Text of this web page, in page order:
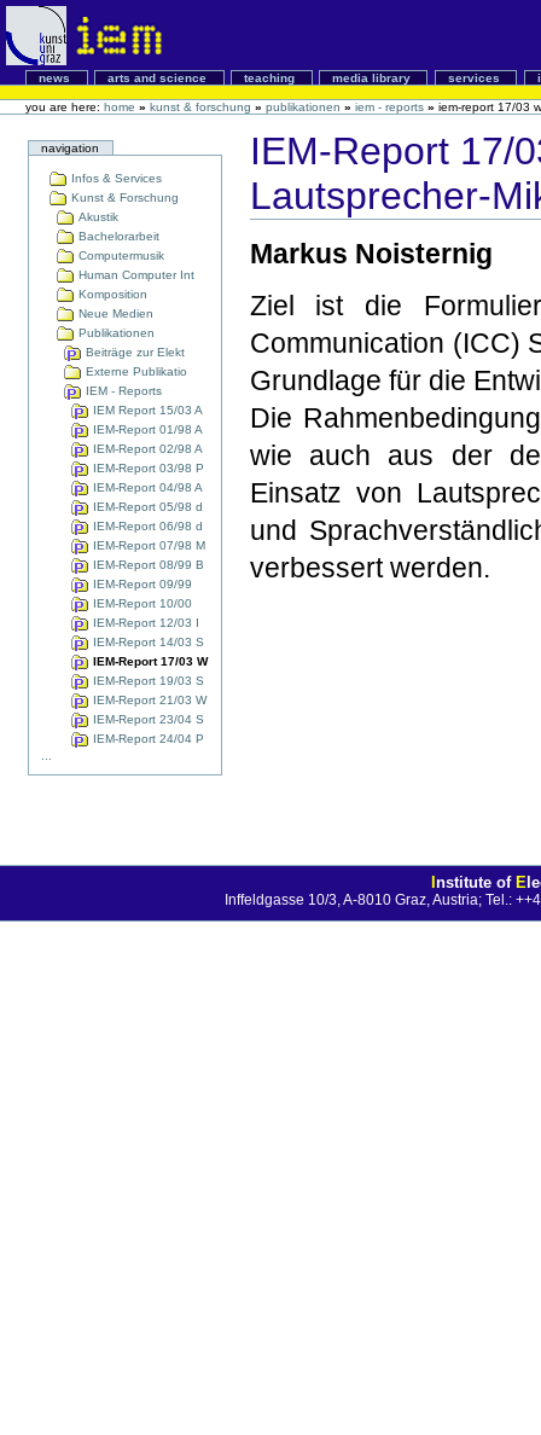
news arts and science teaching media library services
you are here: home » kunst & forschung » publikationen » iem - reports » iem-report 17/03
navigation
Infos & Services
Kunst & Forschung
Akustik
Bachelorarbeit
Computermusik
Human Computer Int
Komposition
Neue Medien
Publikationen
Beiträge zur Elekt
Externe Publikatio
IEM - Reports
IEM Report 15/03 A
IEM-Report 01/98 A
IEM-Report 02/98 A
IEM-Report 03/98 P
IEM-Report 04/98 A
IEM-Report 05/98 d
IEM-Report 06/98 d
IEM-Report 07/98 M
IEM-Report 08/99 B
IEM-Report 09/99
IEM-Report 10/00
IEM-Report 12/03 I
IEM-Report 14/03 S
IEM-Report 17/03 W
IEM-Report 19/03 S
IEM-Report 21/03 W
IEM-Report 23/04 S
IEM-Report 24/04 P
IEM-Report 17/
Lautsprecher-
Markus Noisternig
Ziel ist die
Communication (ICC)
Grundlage für die
Die
wie auch aus der
Einsatz von
und
verbessert werden.
Institute of E
Inffeldgasse 10/3, A-8010 Graz, Austria; Tel.: